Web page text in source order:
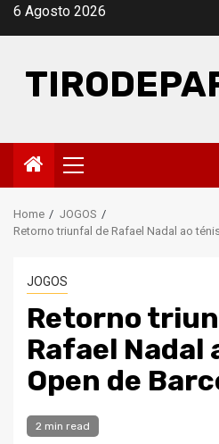
Skip6 Agosto 2026
Primary
Menu
Home
JOGOS
Retorno triunfal de Rafael Nadal ao
JOGOS
Retorno
Rafael Nadal
Open de
2 min read